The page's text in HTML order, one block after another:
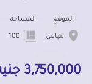
الموقع
ميامي
المساحة
3,750,000 جنيه